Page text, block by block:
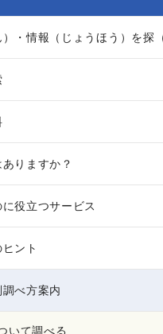
・情報（じょうほう）を探
りますか？
役立つサービス
ント
べ方案内
いて調べる